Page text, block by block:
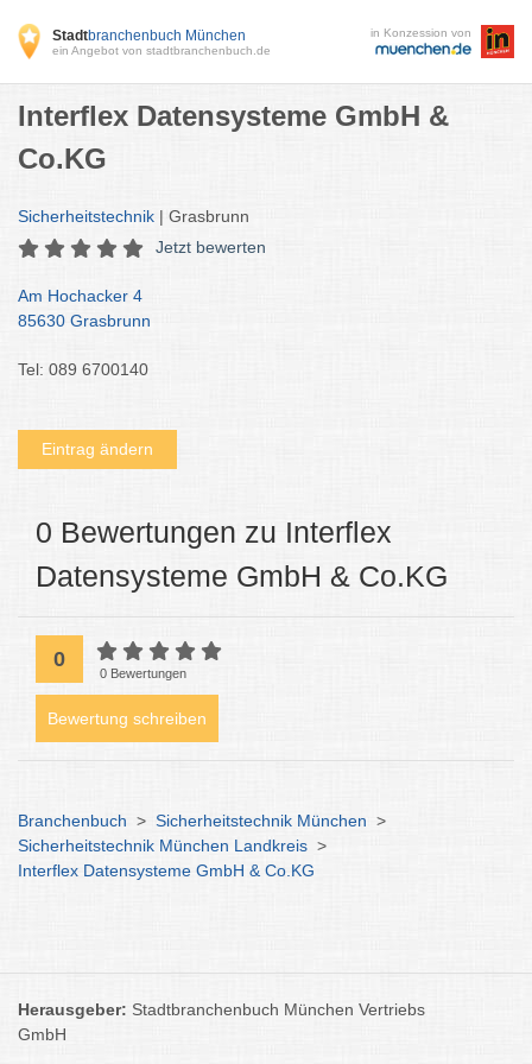
Stadtbranchenbuch München
ein Angebot von stadtbranchenbuch.de
in Konzession von
Interflex Datensysteme GmbH &
Co.KG
Sicherheitstechnik | Grasbrunn
Jetzt bewerten
Am Hochacker 4
85630 Grasbrunn
Tel: 089 6700140
Eintrag ändern
0 Bewertungen zu Interflex
Datensysteme GmbH & Co.KG
0
0 Bewertungen
Bewertung schreiben
Branchenbuch > Sicherheitstechnik München >
Sicherheitstechnik München Landkreis >
Interflex Datensysteme GmbH & Co.KG
Herausgeber: Stadtbranchenbuch München Vertriebs
GmbH